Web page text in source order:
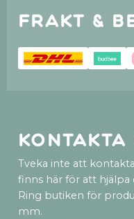
Frakt &
Kontakta
Tveka inte att
finns här för att hjälpa
Ring butiken för
mm.